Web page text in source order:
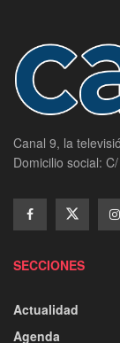
Canal 9, la
Domicilio social:
SECCIONES
Actualidad
Agenda